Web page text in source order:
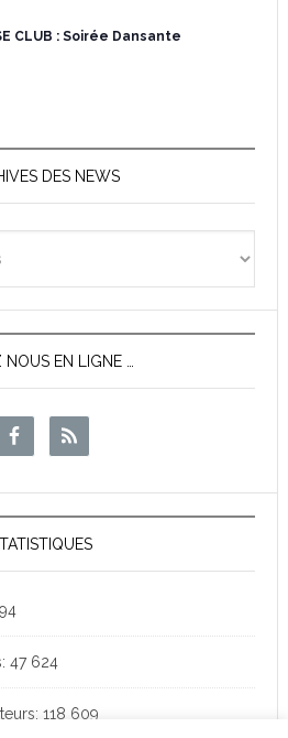
CLUB : Soirée Dansante
DES NEWS
EN LIGNE …
47 624
118 609